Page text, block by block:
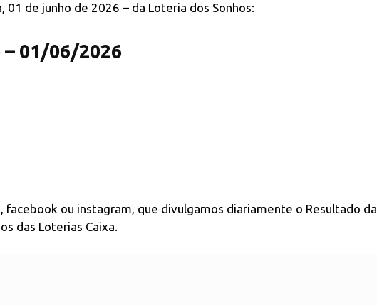
de junho de 2026 – da Loteria dos Sonhos:
01/06/2026
ou instagram, que divulgamos diariamente o Resultado da
das Loterias Caixa.